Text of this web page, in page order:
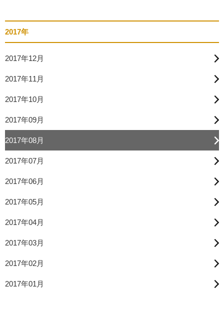
2017年
2017年12月
2017年11月
2017年10月
2017年09月
2017年08月
2017年07月
2017年06月
2017年05月
2017年04月
2017年03月
2017年02月
2017年01月